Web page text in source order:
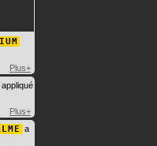
Plus+
Plus+
a